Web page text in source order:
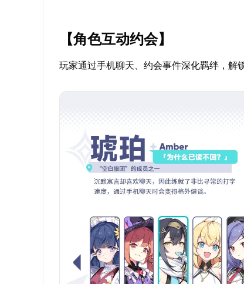
【角色互动约会】
玩家通过手机聊天、约会事件深化羁绊，解